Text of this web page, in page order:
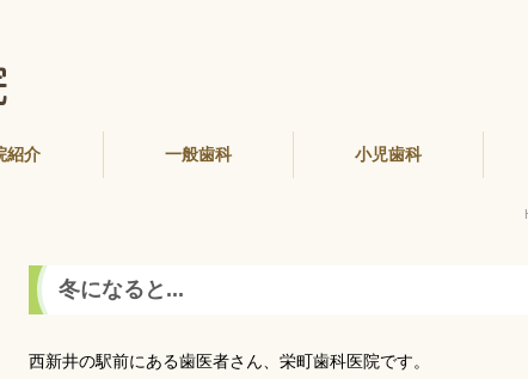
紹介 一般歯科 小児歯科
冬になると...
西新井の駅前にある歯医者さん、栄町歯科医院です。